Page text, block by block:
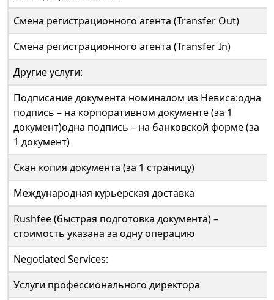
Смена регистрационного агента (Transfer Out)
Смена регистрационного агента (Transfer In)
Другие услуги:
Подписание документа номиналом из Невиса:одна
подпись – на корпоративном документе (за 1
документ)одна подпись – на банковской форме (за
1 документ)
Скан копия документа (за 1 страницу)
Международная курьерская доставка
Rushfee (быстрая подготовка документа) –
стоимость указана за одну операцию
Negotiated Services:
Услуги профессионального директора